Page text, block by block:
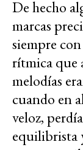
De hecho
marcas
siempre
rítmica que
melodías
cuando en
veloz,
equilibrista